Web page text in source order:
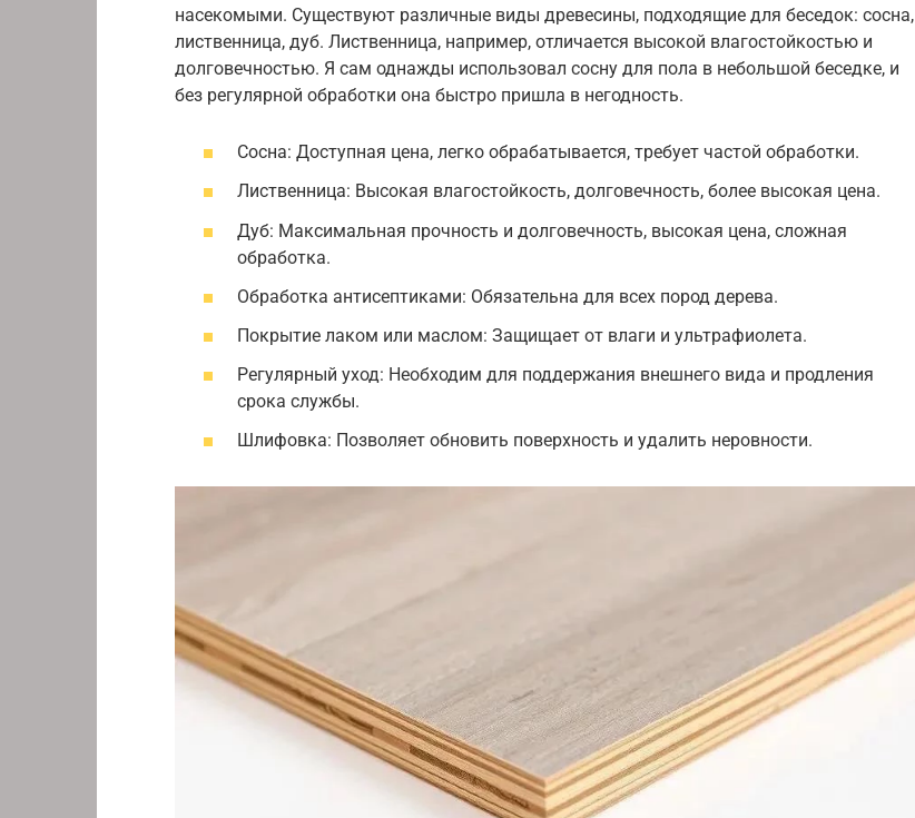
насекомыми. Существуют различные виды древесины, подходящие для беседок: сосна,
лиственница, дуб. Лиственница, например, отличается высокой влагостойкостью и
долговечностью. Я сам однажды использовал сосну для пола в небольшой беседке, и
без регулярной обработки она быстро пришла в негодность.
Сосна: Доступная цена, легко обрабатывается, требует частой обработки.
Лиственница: Высокая влагостойкость, долговечность, более высокая цена.
Дуб: Максимальная прочность и долговечность, высокая цена, сложная
обработка.
Обработка антисептиками: Обязательна для всех пород дерева.
Покрытие лаком или маслом: Защищает от влаги и ультрафиолета.
Регулярный уход: Необходим для поддержания внешнего вида и продления
срока службы.
Шлифовка: Позволяет обновить поверхность и удалить неровности.